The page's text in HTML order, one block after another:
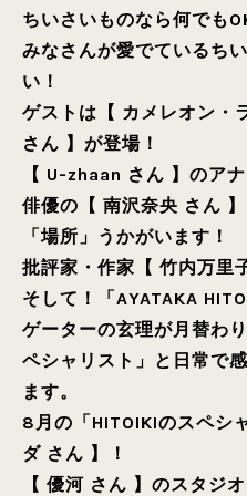
ちいさいものなら何でも
みなさんが愛でているち
い！
ゲストは【 カメレオン・
さん 】が登場！
【 U-zhaan さん 】のア
俳優の【 南沢奈央 さん
「場所」うかがいます！
批評家・作家【 竹内万里
そして！「AYATAKA
ゲーターの玄理が月替わ
ペシャリスト」と日常で
ます。
8月の「HITOIKIのスペシ
ダ さん 】！
【 優河 さん 】のスタジ